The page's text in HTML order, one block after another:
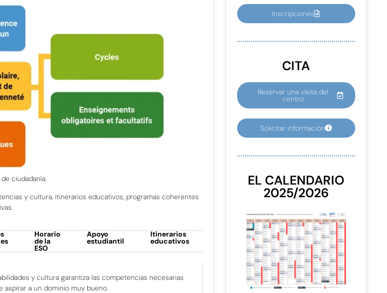
ciudadanía.
y cultura, itinerarios educativos, programas coherentes
Horario
de la
ESO
Apoyo
estudiantil
Itinerarios
educativos
y cultura garantiza las competencias necesarias
aspirar a un dominio muy bueno.
Inscripciones
CITA
Reservar una visita del
centro
Solicitar información
EL CALENDARIO
2025/2026